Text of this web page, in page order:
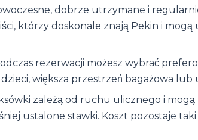
dobrze utrzymane i
którzy doskonale znają Pekin i
rezerwacji możesz wybrać
większa przestrzeń bagażowa
zależą od ruchu ulicznego i
ustalone stawki. Koszt pozostaje taki